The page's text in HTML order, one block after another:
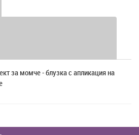
за момче - блузка с апликация на